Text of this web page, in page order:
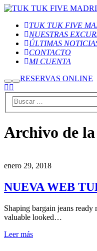
TUK TUK FIVE
NUESTRAS
ÚLTIMAS
CONTACTO
MI CUENTA
RESERVAS ONLINE
Archivo de
enero 29, 2018
NUEVA WEB
Shaping bargain jeans
valuable looked…
Leer más